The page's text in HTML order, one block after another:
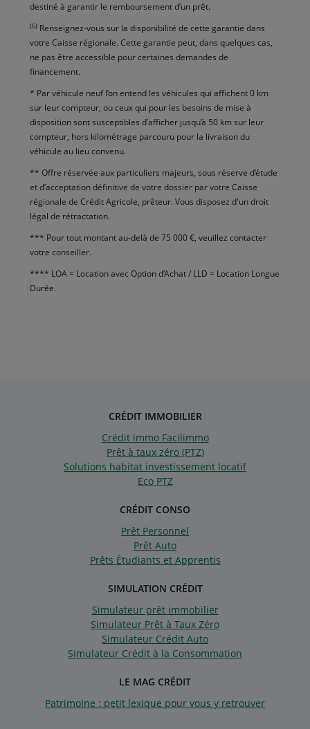
destiné à garantir le remboursement d’un prêt.
(6)Renseignez-vous sur la disponibilité de cette garantie dans
votre Caisse régionale. Cette garantie peut, dans quelques cas,
ne pas être accessible pour certaines demandes de
financement.
* Par véhicule neuf l’on entend les véhicules qui affichent 0 km
sur leur compteur, ou ceux qui pour les besoins de mise à
disposition sont susceptibles d’afficher jusqu’à 50 km sur leur
compteur, hors kilométrage parcouru pour la livraison du
véhicule au lieu convenu.
** Offre réservée aux particuliers majeurs, sous réserve d’étude
et d’acceptation définitive de votre dossier par votre Caisse
régionale de Crédit Agricole, prêteur. Vous disposez d'un droit
légal de rétractation.
*** Pour tout montant au-delà de 75 000 €, veuillez contacter
votre conseiller.
**** LOA = Location avec Option d’Achat / LLD = Location Longue
Durée.
CRÉDIT IMMOBILIER
Crédit immo Facilimmo
Prêt à taux zéro (PTZ)
Solutions habitat investissement locatif
Eco PTZ
CRÉDIT CONSO
Prêt Personnel
Prêt Auto
Prêts Étudiants et Apprentis
SIMULATION CRÉDIT
Simulateur prêt immobilier
Simulateur Prêt à Taux Zéro
Simulateur Crédit Auto
Simulateur Crédit à la Consommation
LE MAG CRÉDIT
Patrimoine : petit lexique pour vous y retrouver